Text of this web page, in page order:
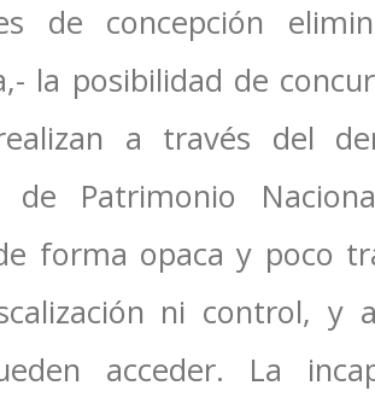
de concepción
la posibilidad de
a través del
de Patrimonio
forma opaca y poco
ni control, y
acceder. La